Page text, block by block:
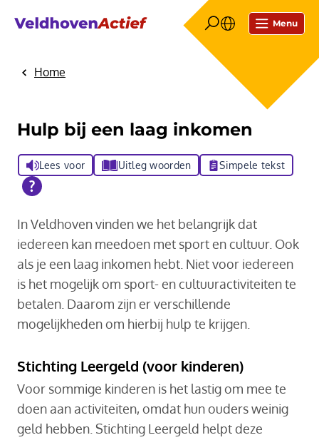
Menu
Home
Hulp bij een laag inkomen
Lees voor Uitleg woorden Simpele tekst
In Veldhoven vinden we het belangrijk dat
iedereen kan meedoen met sport en cultuur. Ook
als je een laag inkomen hebt. Niet voor iedereen
is het mogelijk om sport- en cultuuractiviteiten te
betalen. Daarom zijn er verschillende
mogelijkheden om hierbij hulp te krijgen.
Stichting Leergeld (voor kinderen)
Voor sommige kinderen is het lastig om mee te
doen aan activiteiten, omdat hun ouders weinig
geld hebben. Stichting Leergeld helpt deze